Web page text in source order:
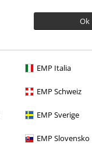
Ok
EMP Italia
EMP Schweiz
EMP Sverige
EMP Slovensko